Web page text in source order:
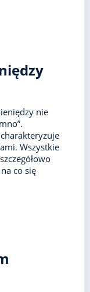
nie
Wszystkie
co się